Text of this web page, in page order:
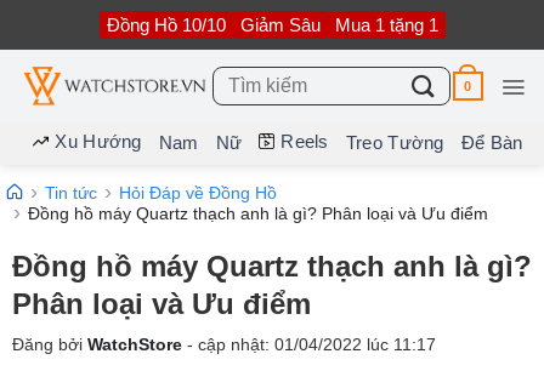
nội
dung
Đồng Hồ 10/10 Giảm Sâu Mua 1 tặng 1
Tìm
kiếm:
0
Xu Hướng Nam Nữ Reels Treo Tường Để Bàn
Tin tức
Hỏi Đáp về Đồng Hồ
Đồng hồ máy Quartz thạch anh là gì? Phân loại và Ưu điểm
Đồng hồ máy Quartz thạch anh là gì?
Phân loại và Ưu điểm
Đăng bởi WatchStore - cập nhật: 01/04/2022 lúc 11:17